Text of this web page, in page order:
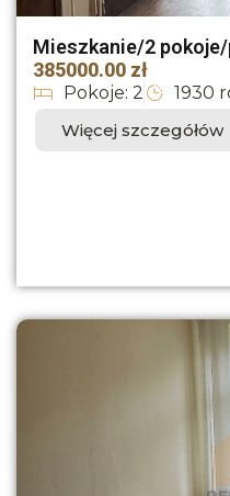
Mieszkanie/2
385000.00 zł
Pokoje: 2 1930
Więcej szczegółów